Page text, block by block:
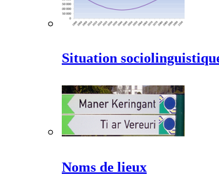
Situation
Noms de lieux